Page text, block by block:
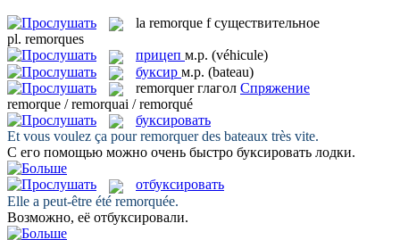
la remorque f существительное
pl. remorques
прицеп м.р. (véhicule)
буксир м.р. (bateau)
remorquer глагол Спряжение
remorque / remorquai / remorqué
буксировать
Et vous voulez ça pourremorquerdes bateaux très vite.
С его помощью можно очень быстро буксировать лодки.
отбуксировать
Elle a peut-être été remorquée.
Возможно, её отбуксировали.